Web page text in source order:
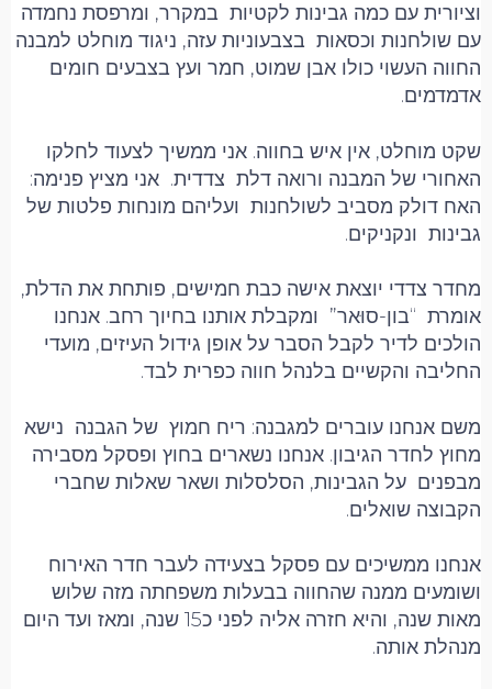
וציורית עם כמה גבינות לקטיות במקרר, ומרפסת נחמדה
עם שולחנות וכסאות בצבעוניות עזה, ניגוד מוחלט למבנה
החווה העשוי כולו אבן שמוט, חמר ועץ בצבעים חומים
אדמדמים.
שקט מוחלט, אין איש בחווה. אני ממשיך לצעוד לחלקו
האחורי של המבנה ורואה דלת צדדית. אני מציץ פנימה:
האח דולק מסביב לשולחנות ועליהם מונחות פלטות של
גבינות ונקניקים.
מחדר צדדי יוצאת אישה כבת חמישים, פותחת את הדלת,
אומרת “בון-סוּאר” ומקבלת אותנו בחיוך רחב. אנחנו
הולכים לדיר לקבל הסבר על אופן גידול העיזים, מועדי
החליבה והקשיים בלנהל חווה כפרית לבד.
משם אנחנו עוברים למגבנה: ריח חמוץ של הגבנה נישא
מחוץ לחדר הגיבון. אנחנו נשארים בחוץ ופסקל מסבירה
מבפנים על הגבינות, הסלסלות ושאר שאלות שחברי
הקבוצה שואלים.
אנחנו ממשיכים עם פסקל בצעידה לעבר חדר האירוח
ושומעים ממנה שהחווה בבעלות משפחתה מזה שלוש
מאות שנה, והיא חזרה אליה לפני כ15 שנה, ומאז ועד היום
מנהלת אותה.